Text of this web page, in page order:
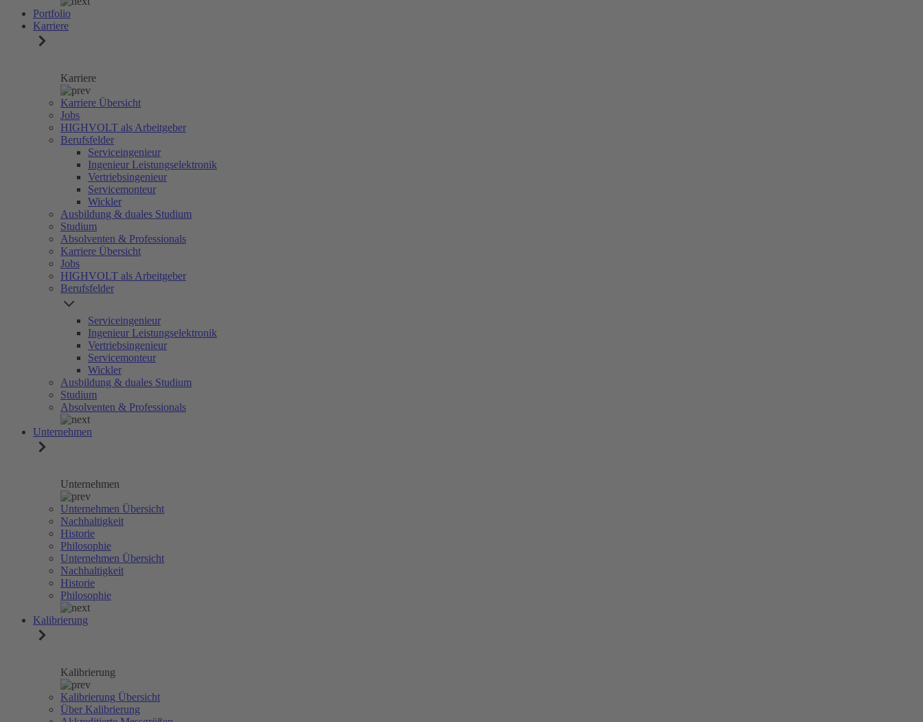
Portfolio
Karriere
Karriere
Karriere Übersicht
Jobs
HIGHVOLT als Arbeitgeber
Berufsfelder
Serviceingenieur
Ingenieur Leistungselektronik
Vertriebsingenieur
Servicemonteur
Wickler
Ausbildung & duales Studium
Studium
Absolventen & Professionals
Karriere Übersicht
Jobs
HIGHVOLT als Arbeitgeber
Berufsfelder
Serviceingenieur
Ingenieur Leistungselektronik
Vertriebsingenieur
Servicemonteur
Wickler
Ausbildung & duales Studium
Studium
Absolventen & Professionals
Unternehmen
Unternehmen
Unternehmen Übersicht
Nachhaltigkeit
Historie
Philosophie
Unternehmen Übersicht
Nachhaltigkeit
Historie
Philosophie
Kalibrierung
Kalibrierung
Kalibrierung Übersicht
Über Kalibrierung